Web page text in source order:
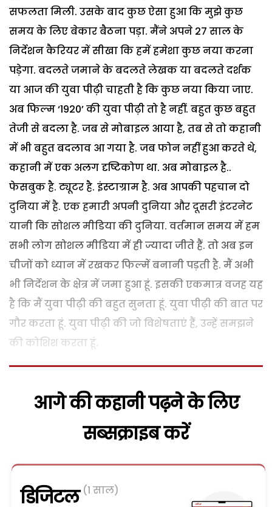
सफलता मिली. उसके बाद कुछ ऐसा हुआ कि मुझे कुछ
समय के लिए बेकार बैठना पड़ा. मैंने अपने 27 साल के
निर्देशन कैरियर में सीखा कि हमें हमेशा कुछ नया करना
पड़ेगा. बदलते जमाने के बदलते लेखक या बदलते दर्शक
या आज की युवा पीढ़ी चाहती है कि कुछ नया किया जाए.
अब फिल्म ‘1920’ की युवा पीढ़ी तो है नहीं. बहुत कुछ बहुत
तेजी से बदला है. जब से मोबाइल आया है, तब से तो कहानी
में भी बहुत बदलाव आ गया है. जब फोन नहीं हुआ करते थे,
कहानी में एक अलग दृष्टिकोण था. अब मोबाइल है..
फेसबुक है. ट्यूटर है. इंस्टाग्राम है. अब आपकी पहचान दो
दुनिया में है. एक हमारी अपनी दुनिया और दूसरी इंटरनेट
यानी कि सोशल मीडिया की दुनिया. वर्तमान समय में हम
सभी लोग सोशल मीडिया में ही ज्यादा जीते हैं. तो अब इन
चीजों को ध्यान में रखकर फिल्में बनानी पड़ती है. मैं अभी
भी निर्देशन के क्षेत्र में जमा हुआ हूं. इसकी एकमात्र वजह यह
है कि मैं युवा पीढ़ी की बहुत सुनता हूं. युवा पीढ़ी की बात पर
गौर करता हूं. युवा पीढ़ी की जो विशेषताएं हैं, उन्हें समझने
की कोशिश करता हूं.
आगे की कहानी पढ़ने के लिए
सब्सक्राइब करें
डिजिटल (1 साल)